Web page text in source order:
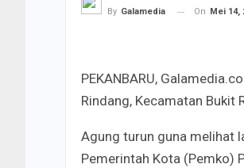
By Galamedia On Mei 14,
PEKANBARU,
Rindang, Kecamatan
Agung turun guna melihat
Pemerintah Kota (Pemko)